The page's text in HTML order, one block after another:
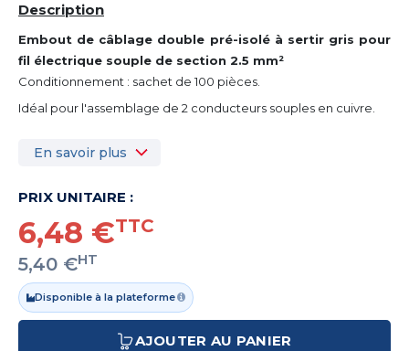
Description
Embout de câblage double pré-isolé à sertir gris pour
fil électrique souple de section 2.5 mm²
Conditionnement : sachet de 100 pièces.
Idéal pour l'assemblage de 2 conducteurs souples en cuivre.
En savoir plus
PRIX UNITAIRE :
6,48 €TTC
5,40 €HT
Disponible à la plateforme
AJOUTER AU PANIER